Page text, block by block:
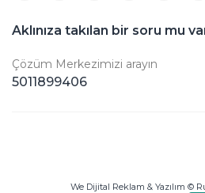
Aklınıza takılan bir soru mu
Çözüm Merkezimizi arayın
5011899406
We Dijital Reklam & Yazılım ©